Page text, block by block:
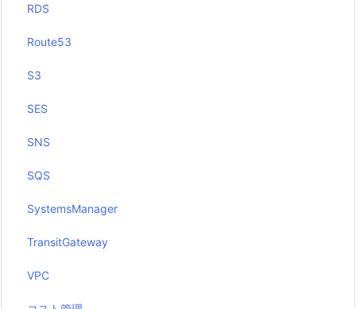
RDS
Route53
S3
SES
SNS
SQS
SystemsManager
TransitGateway
VPC